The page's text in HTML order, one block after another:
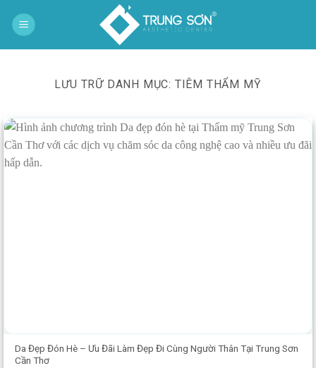
qua
LƯU TRỮ DANH MỤC: TIÊM THẨM MỸ
Da Đẹp Đón Hè – Ưu Đãi Làm Đẹp Đi Cùng Người Thân Tại Trung Sơn
Cần Thơ